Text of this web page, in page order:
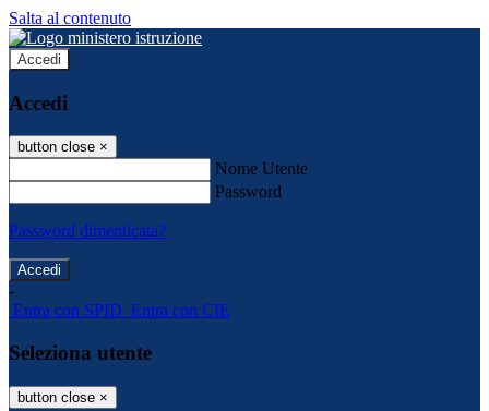
Salta al contenuto
Accedi
Accedi
button close ×
Nome Utente
Password
Password dimenticata?
-
Entra con SPID Entra con CIE
Seleziona utente
button close ×